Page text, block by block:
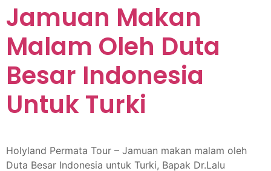
Jamuan Makan
Malam Oleh Duta
Besar Indonesia
Untuk Turki
Holyland Permata Tour – Jamuan makan malam oleh
Duta Besar Indonesia untuk Turki, Bapak Dr.Lalu